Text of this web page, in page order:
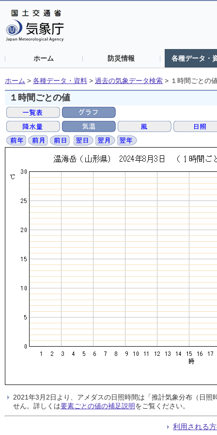
ホーム 防災情報 各種データ・
ホーム > 各種データ・資料 > 過去の気象データ検索 > １時間ごとの
１時間ごとの値
2021年3月2日より、アメダスの日照時間は「推計気象分布（日
せん。詳しくは要素ごとの値の補足説明をご覧ください。
利用される